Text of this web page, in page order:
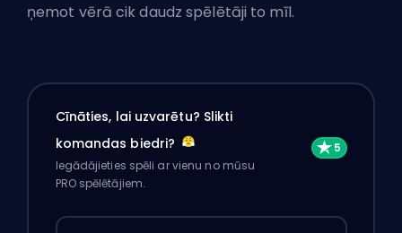
ņemot vērā cik daudz spēlētāji to mīl.
Cīnāties, lai uzvarētu? Slikti
komandas biedri?
Iegādājieties spēli ar vienu no mūsu
PRO spēlētājiem.